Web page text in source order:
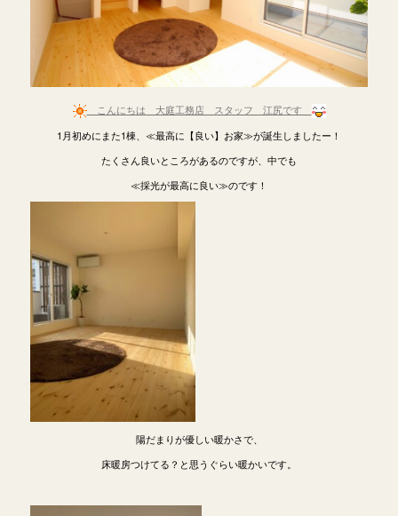
こんにちは 大庭工務店 スタッフ 江尻です
1月初めにまた1棟、≪最高に【良い】お家≫が誕生しましたー！
たくさん良いところがあるのですが、中でも
≪採光が最高に良い≫のです！
陽だまりが優しい暖かさで、
床暖房つけてる？と思うぐらい暖かいです。